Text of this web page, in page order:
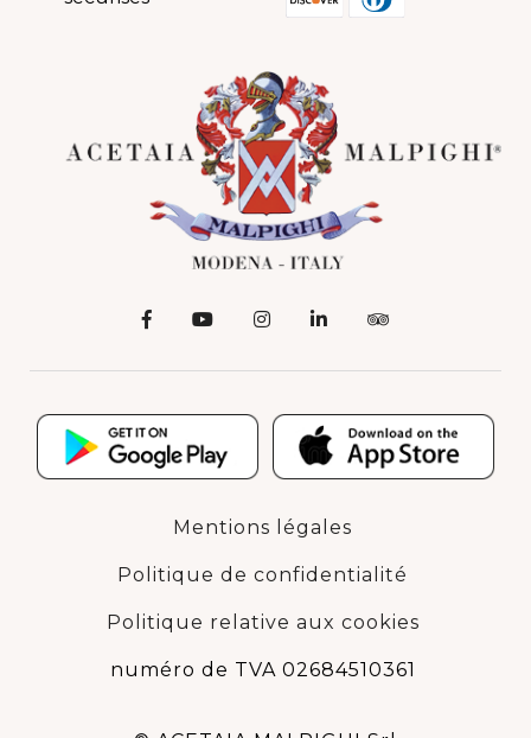
Mentions légales
Politique de confidentialité
Politique relative aux cookies
numéro de TVA 02684510361